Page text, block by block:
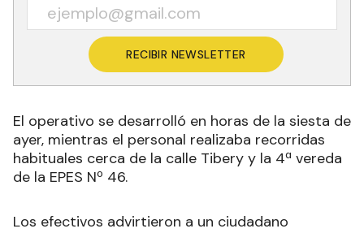
RECIBIR NEWSLETTER
El operativo se desarrolló en horas de la siesta de
ayer, mientras el personal realizaba recorridas
habituales cerca de la calle Tibery y la 4ª vereda
de la EPES Nº 46.
Los efectivos advirtieron a un ciudadano